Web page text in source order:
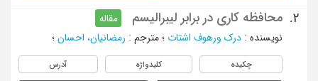
2. محافظه کاری در برابر لیبرالیسم
مقاله
نویسنده : درک ورهوف اشتات ؛ مترجم : رمضانیان، احسان ؛
چکیده کلیدواژه آدرس